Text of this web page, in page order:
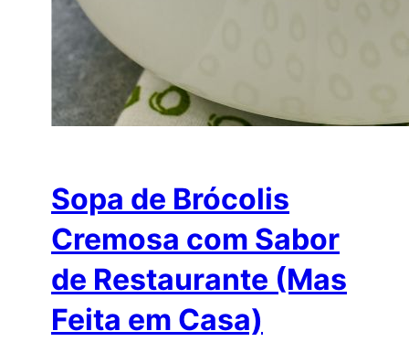
Sopa de Brócolis
Cremosa com Sabor
de Restaurante (Mas
Feita em Casa)